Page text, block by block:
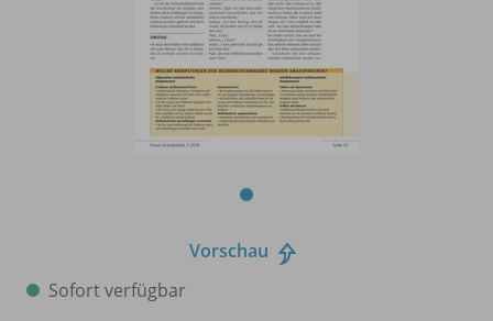
Vorschau
Sofort verfügbar